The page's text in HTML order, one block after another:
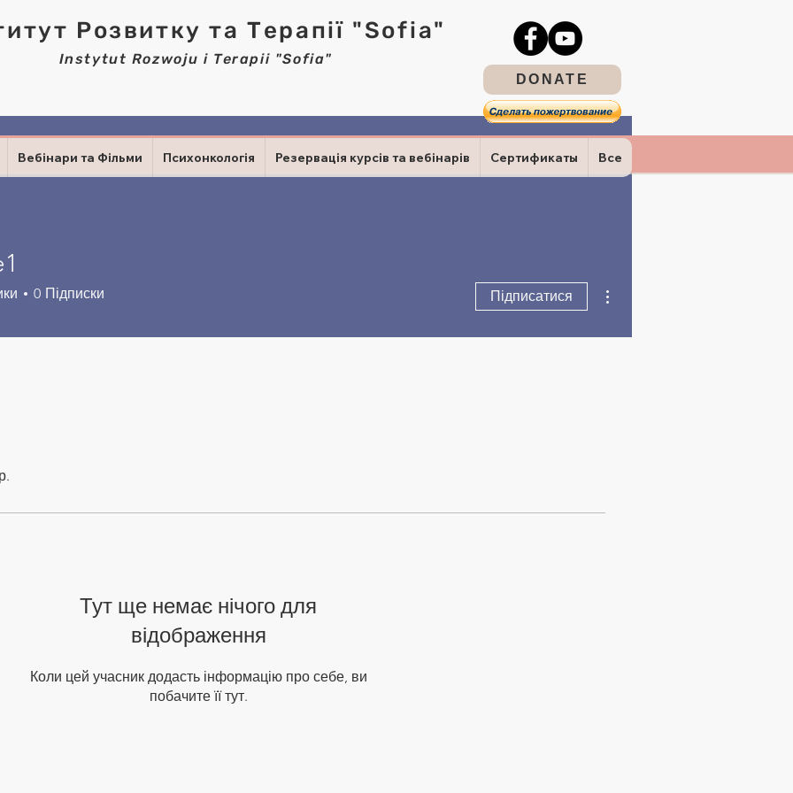
Розвитку та Терапії "Sofia"
Instytut Rozwoju i Terapii "Sofia"
DONATE
Вебінари та Фільми Психонкологія Резервація курсів та вебінарів Сертификаты Все
Тут ще немає нічого для
відображення
Коли цей учасник додасть інформацію про себе, ви
побачите її тут.
0 Підписки Підписатися